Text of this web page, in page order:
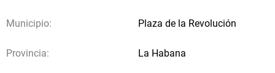
Municipio: Plaza de la Revolución
Provincia: La Habana